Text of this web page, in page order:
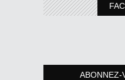
ABONNEZ-